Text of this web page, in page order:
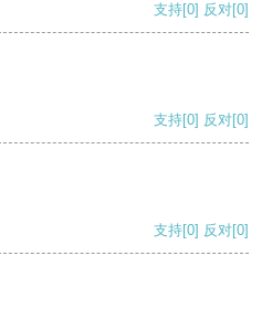
支持[0] 反对[0]
支持[0] 反对[0]
支持[0] 反对[0]